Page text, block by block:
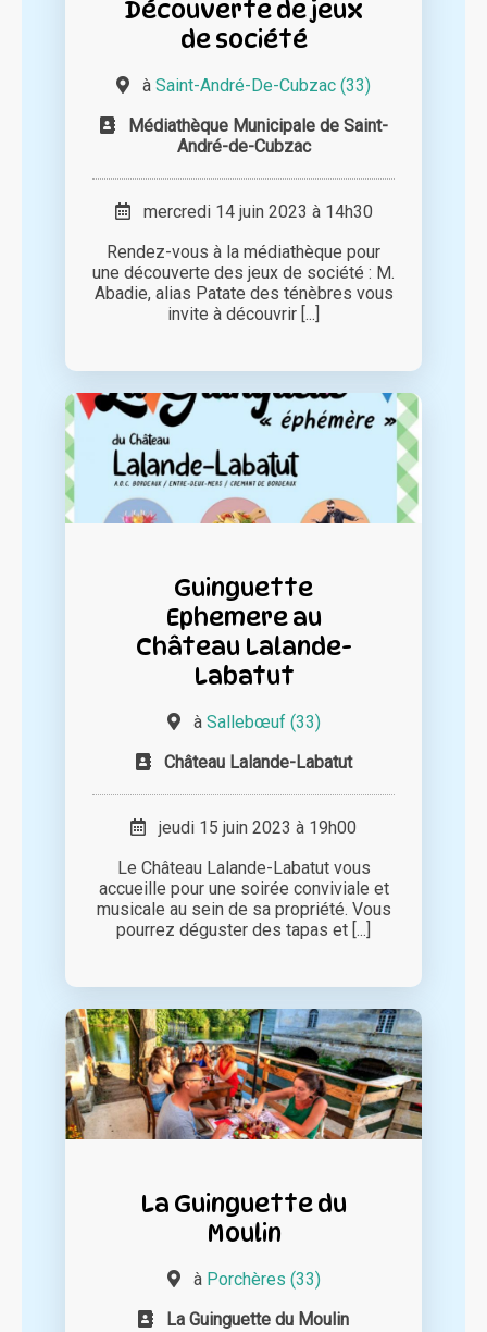
Découverte de jeux
de société
à Saint-André-De-Cubzac (33)
Médiathèque Municipale de Saint-
André-de-Cubzac
mercredi 14 juin 2023 à 14h30
Rendez-vous à la médiathèque pour
une découverte des jeux de société : M.
Abadie, alias Patate des ténèbres vous
invite à découvrir [...]
Guinguette
Ephemere au
Château Lalande-
Labatut
à Sallebœuf (33)
Château Lalande-Labatut
jeudi 15 juin 2023 à 19h00
Le Château Lalande-Labatut vous
accueille pour une soirée conviviale et
musicale au sein de sa propriété. Vous
pourrez déguster des tapas et [...]
La Guinguette du
Moulin
à Porchères (33)
La Guinguette du Moulin